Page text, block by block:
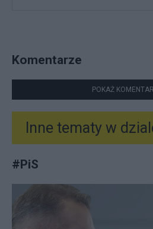
Komentarze
POKAŻ
Inne tematy w
#PiS